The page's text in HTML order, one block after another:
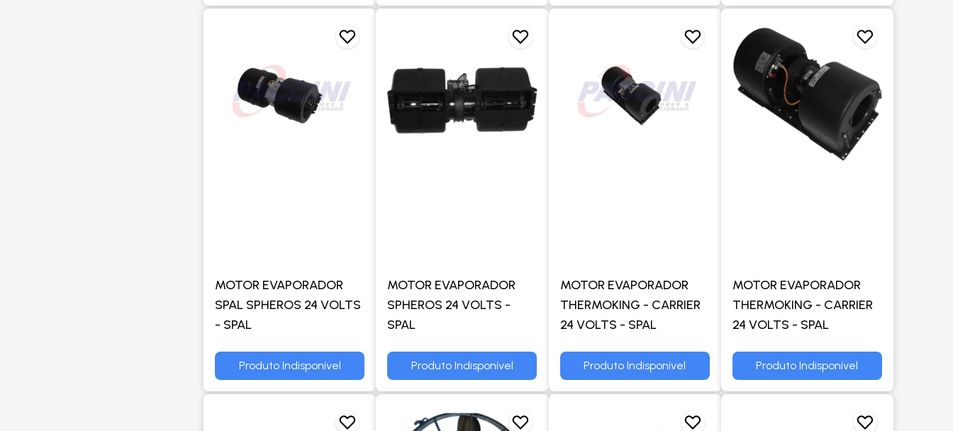
MOTOR EVAPORADOR
SPAL SPHEROS 24 VOLTS
- SPAL
Produto Indisponível
MOTOR EVAPORADOR
SPHEROS 24 VOLTS -
SPAL
Produto Indisponível
MOTOR EVAPORADOR
THERMOKING - CARRIER
24 VOLTS - SPAL
Produto Indisponível
MOTOR EVAPORADOR
THERMOKING - CARRIER
24 VOLTS - SPAL
Produto Indisponível